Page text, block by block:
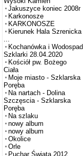
Jakuszyce koniec 2008r
Karkonosze
KARKONOSZE
Kierunek Hala Szrenicka
...
Kochanówka i Wodospad
Szklarki 28.04.2020
Kościół pw. Bożego
Ciała
Moje miasto - Szklarska
Poręba
Na nartach - Dolina
Szczęscia - Szklarska
Poręba
Na szlaku
nowy album
nowy album
Okolice
Orle
Puchar Świata 2012